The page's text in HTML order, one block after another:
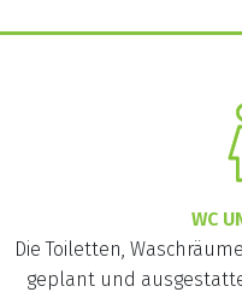
WC
Die Toiletten,
geplant und